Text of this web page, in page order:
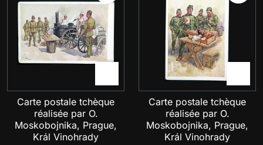
Carte postale tchèque
réalisée par O.
Moskobojnika, Prague,
Král Vinohrady
Carte postale tchèque
réalisée par O.
Moskobojnika, Prague,
Král Vinohrady